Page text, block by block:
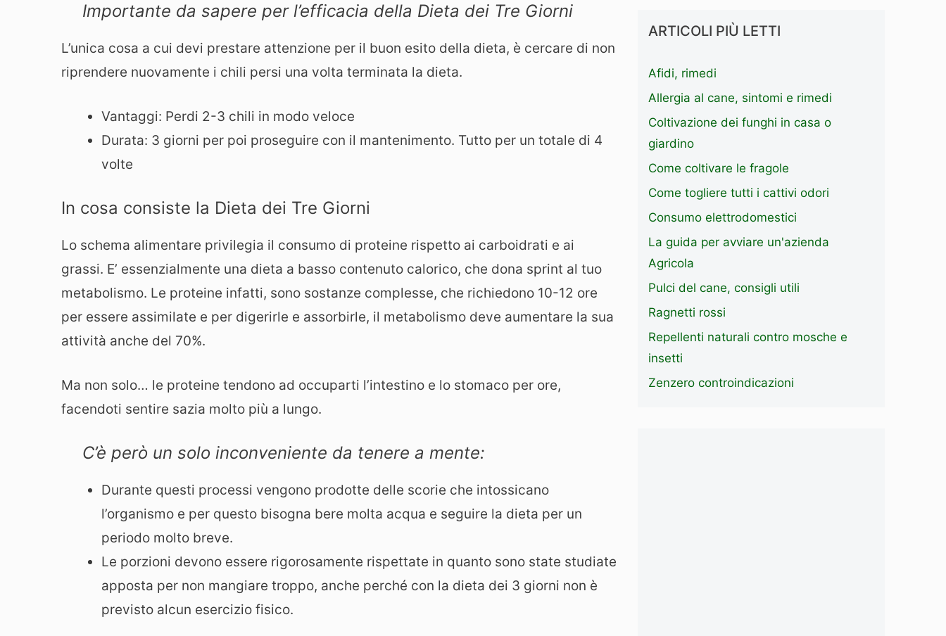
Importante da sapere per l’efficacia della Dieta dei Tre Giorni
L’unica cosa a cui devi prestare attenzione per il buon esito della dieta, è cercare di non
riprendere nuovamente i chili persi una volta terminata la dieta.
Vantaggi: Perdi 2-3 chili in modo veloce
Durata: 3 giorni per poi proseguire con il mantenimento. Tutto per un totale di 4
volte
In cosa consiste la Dieta dei Tre Giorni
Lo schema alimentare privilegia il consumo di proteine rispetto ai carboidrati e ai
grassi. E’ essenzialmente una dieta a basso contenuto calorico, che dona sprint al tuo
metabolismo. Le proteine infatti, sono sostanze complesse, che richiedono 10-12 ore
per essere assimilate e per digerirle e assorbirle, il metabolismo deve aumentare la sua
attività anche del 70%.
Ma non solo… le proteine tendono ad occuparti l’intestino e lo stomaco per ore,
facendoti sentire sazia molto più a lungo.
C’è però un solo inconveniente da tenere a mente:
Durante questi processi vengono prodotte delle scorie che intossicano
l’organismo e per questo bisogna bere molta acqua e seguire la dieta per un
periodo molto breve.
Le porzioni devono essere rigorosamente rispettate in quanto sono state studiate
apposta per non mangiare troppo, anche perché con la dieta dei 3 giorni non è
previsto alcun esercizio fisico.
ARTICOLI PIÙ LETTI
Afidi, rimedi
Allergia al cane, sintomi e rimedi
Coltivazione dei funghi in casa o
giardino
Come coltivare le fragole
Come togliere tutti i cattivi odori
Consumo elettrodomestici
La guida per avviare un'azienda
Agricola
Pulci del cane, consigli utili
Ragnetti rossi
Repellenti naturali contro mosche e
insetti
Zenzero controindicazioni